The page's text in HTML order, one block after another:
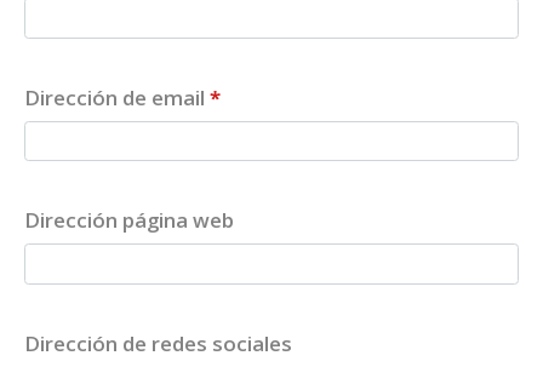
Dirección de email *
Dirección página web
Dirección de redes sociales